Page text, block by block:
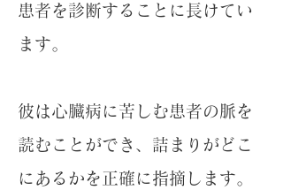
患者を診断することに長けてい
ます。
彼は心臓病に苦しむ患者の脈を
読むことができ、詰まりがどこ
にあるかを正確に指摘します。